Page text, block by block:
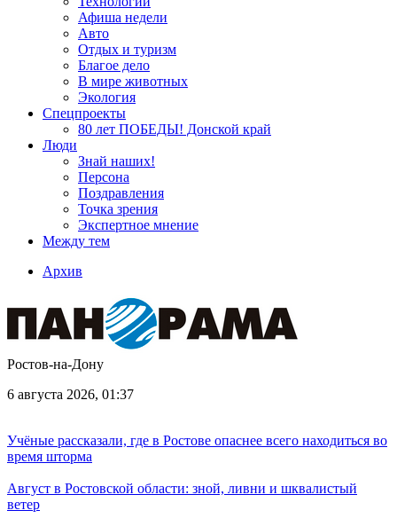
Афиша недели
Авто
Отдых и туризм
Благое дело
В мире животных
Экология
Спецпроекты
80 лет ПОБЕДЫ! Донской край
Люди
Знай наших!
Персона
Поздравления
Точка зрения
Экспертное мнение
Между тем
Архив
Ростов-на-Дону
6 августа 2026, 01:37
Учёные рассказали, где в Ростове опаснее всего находиться во
время шторма
Август в Ростовской области: зной, ливни и шквалистый
ветер